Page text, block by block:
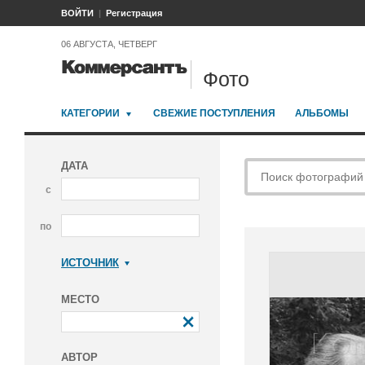
ВОЙТИ Регистрация
06 АВГУСТА, ЧЕТВЕРГ
Фото
КАТЕГОРИИ СВЕЖИЕ ПОСТУПЛЕНИЯ АЛЬБОМЫ
ДАТА
с
по
ИСТОЧНИК
МЕСТО
АВТОР